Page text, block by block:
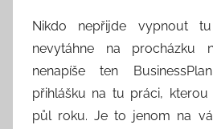
h
i
n
k
Nikdo nepřijde vypnout
nevytáhne na procházku
nenapíše ten
přihlášku na tu práci,
půl roku. Je to jenom na